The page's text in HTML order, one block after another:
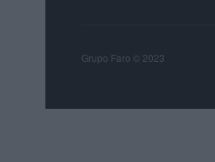
Grupo Faro © 2023